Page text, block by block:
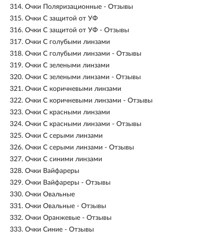
314. Очки Поляризационные - Отзывы
315. Очки С защитой от УФ
316. Очки С защитой от УФ - Отзывы
317. Очки С голубыми линзами
318. Очки С голубыми линзами - Отзывы
319. Очки С зелеными линзами
320. Очки С зелеными линзами - Отзывы
321. Очки С коричневыми линзами
322. Очки С коричневыми линзами - Отзывы
323. Очки С красными линзами
324. Очки С красными линзами - Отзывы
325. Очки С серыми линзами
326. Очки С серыми линзами - Отзывы
327. Очки С синими линзами
328. Очки Вайфареры
329. Очки Вайфареры - Отзывы
330. Очки Овальные
331. Очки Овальные - Отзывы
332. Очки Оранжевые - Отзывы
333. Очки Синие - Отзывы